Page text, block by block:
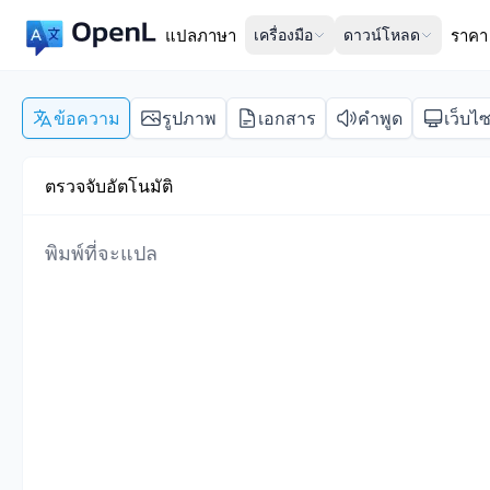
แปลภาษา เครื่องมือ ดาวน์โหลด ราคา
ข้อความ รูปภาพ เอกสาร คำพูด เว็บไ
ตรวจจับอัตโนมัติ